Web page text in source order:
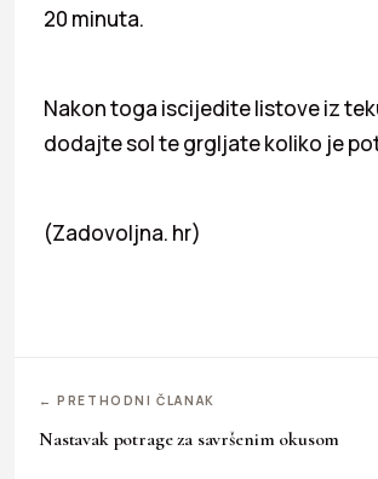
20 minuta.
Nakon toga iscijedite listove iz
dodajte sol te grgljate koliko je
(Zadovoljna. hr)
← PRETHODNI ČLANAK
Nastavak potrage za savršenim okusom